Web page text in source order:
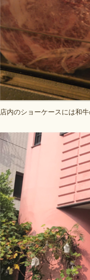
店内のショーケースには和